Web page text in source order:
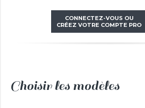
CONNECTEZ-VOUS OU
CRÉEZ VOTRE COMPTE PRO
Choisir les modèles